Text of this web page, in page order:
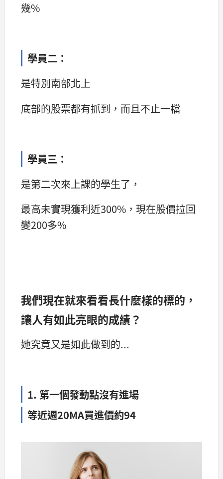
幾%
學員二：
是特別南部北上
底部的股票都有抓到，而且不止一檔
學員三：
是第二次來上課的學生了，
最高未實現獲利近300%，現在股價拉回
變200多%
我們現在就來看看長什麼樣的標的，
讓人有如此亮眼的成績？
她究竟又是如此做到的...
1. 第一個發動點沒有進場
等近週20MA買進價約94